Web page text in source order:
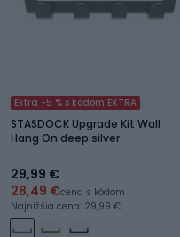
Extra -5 % s kódom EXTRA
STASDOCK Upgrade Kit Wall
Hang On deep silver
29,99 €
28,49 €cena s kódom
Najnižšia cena: 29,99 €